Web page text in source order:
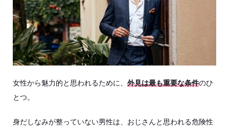
女性から魅力的と思われるために、 外見は最も重要な条件のひ
とつ。
身だしなみが整っていない男性は、おじさんと思われる危険性